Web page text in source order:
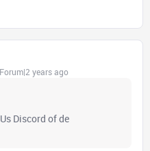
years ago
Discord of de